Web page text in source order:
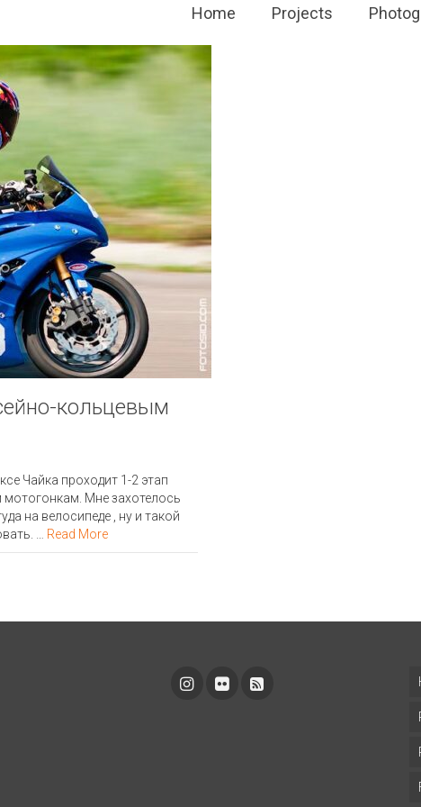
Home Projects
кольцевым
Чайка проходит 1-2 этап
Мне захотелось
на велосипеде , ну и такой
… Read More